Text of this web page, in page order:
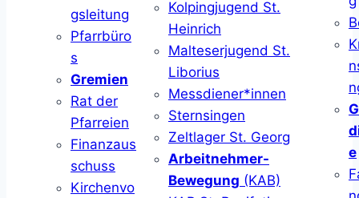
gsleitung
Pfarrbüro
s
Gremien
Rat der
Pfarreien
Finanzaus
schuss
Kirchenvo
Kolpingjugend St.
Heinrich
Malteserjugend St.
Liborius
Messdiener*innen
Sternsingen
Zeltlager St. Georg
Arbeitnehmer-
Bewegung (KAB)
e